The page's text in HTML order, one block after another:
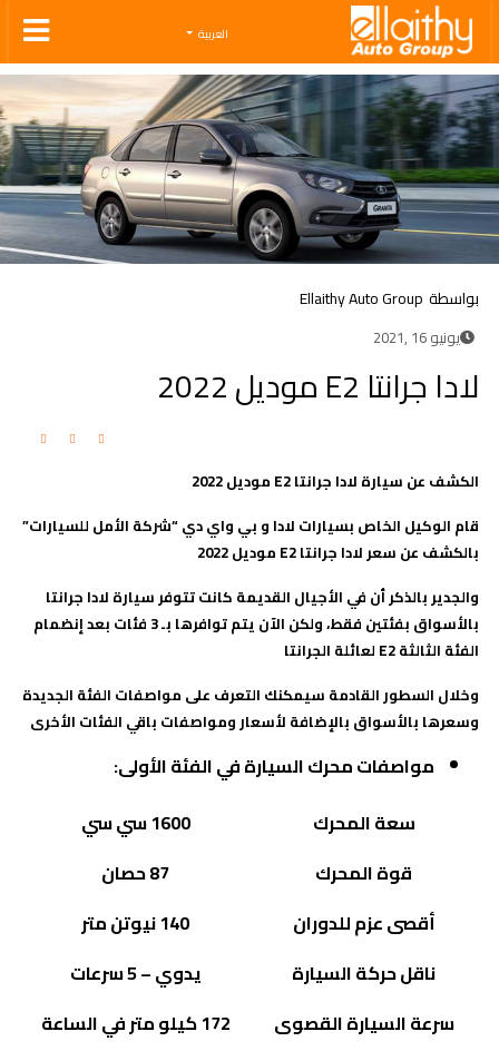
Ellaithy Auto Group
العربية
بواسطة Ellaithy Auto Group
يونيو 16 ,2021
لادا جرانتا E2 موديل 2022
الكشف عن سيارة لادا جرانتاE2 موديل 2022
قام الوكيل الخاص بسيارات لادا و بي واي دي “شركة الأمل للسيارات”
بالكشف عن سعر لادا جرانتاE2 موديل 2022
والجدير بالذكر أن في الأجيال القديمة كانت تتوفر سيارة لادا جرانتا
بالأسواق بفئتين فقط، ولكن الآن يتم توافرها بـ 3 فئات بعد إنضمام
الفئة الثالثةE2 لعائلة الجرانتا
وخلال السطور القادمة سيمكنك التعرف على مواصفات الفئة الجديدة
وسعرها بالأسواق بالإضافة لأسعار ومواصفات باقي الفئات الأخرى
مواصفات محرك السيارة في الفئة الأولى:
سعة المحرك
1600 سي سي
قوة المحرك
87 حصان
أقصى عزم للدوران
140 نيوتن متر
ناقل حركة السيارة
يدوي – 5 سرعات
سرعة السيارة القصوى
172 كيلو متر في الساعة